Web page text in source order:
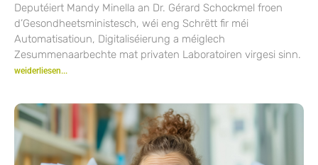
Deputéiert Mandy Minella an Dr. Gérard Schockmel froen
d’Gesondheetsministesch, wéi eng Schrëtt fir méi
Automatisatioun, Digitaliséierung a méiglech
Zesummenaarbechte mat privaten Laboratoiren virgesi sinn.
weiderliesen...